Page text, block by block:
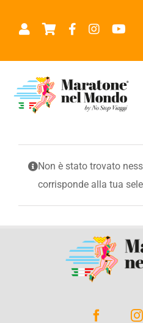
CHI SIAMO
MARATONE NEL MONDO
CALENDARIO MARATONE
RICHIEDI PREVENTIVO
Non è stato trovato
corrisponde alla tua